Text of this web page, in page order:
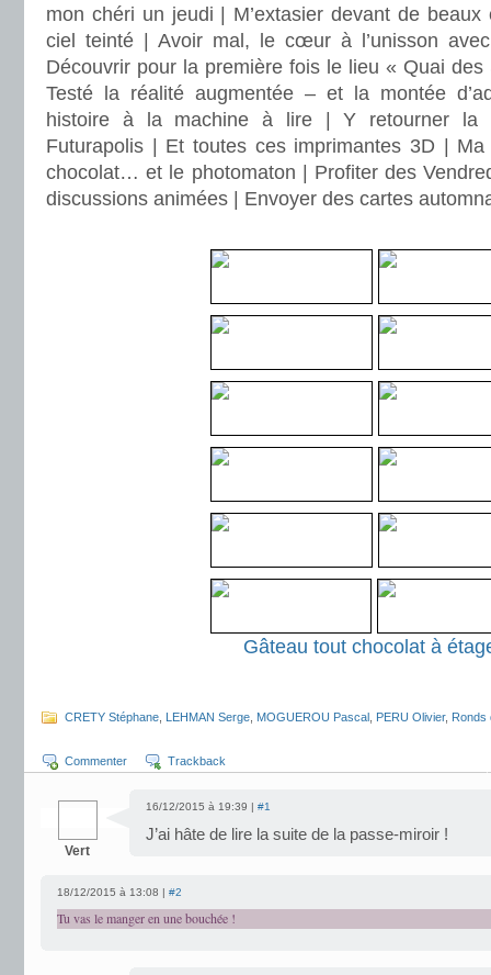
mon chéri un jeudi | M’extasier devant de
ciel teinté | Avoir mal, le cœur à l’unisson
Découvrir pour la première fois le lieu « Quai
Testé la réalité augmentée – et la montée
histoire à la machine à lire | Y retourner la
Futurapolis | Et toutes ces imprimantes 3D |
chocolat… et le photomaton | Profiter des
discussions animées | Envoyer des cartes
Gâteau tout chocolat à
CRETY Stéphane LEHMAN Serge MOGUEROU Pascal PERU Olivier, Ronds
Commenter Trackback
Vert
16/12/2015 à 19:39 | #1
J’ai hâte de lire la suite de la passe-miroir !
18/12/2015 à 13:08 | #2
Tu vas le manger en une bouchée !